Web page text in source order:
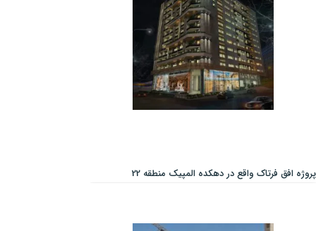
پروژه افق فرتاک واقع در دهکده المپیک منطقه 22